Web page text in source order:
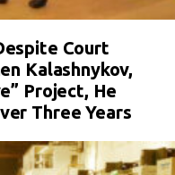
Court
Kalashnykov,
Project, He
Three Years